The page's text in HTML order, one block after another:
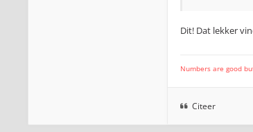
Dit! Dat lekker
Numbers are good
Citeer